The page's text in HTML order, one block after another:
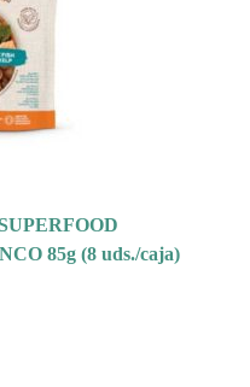
85g (8 uds./caja)